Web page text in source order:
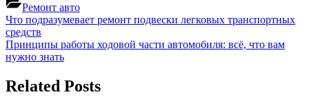
Ремонт авто
Навигация
по
записям
Previous
Post:
Что подразумевает ремонт подвески легковых транспортных
средств
Next
Post:
Принципы работы ходовой части автомобиля: всё, что вам
нужно знать
Related Posts